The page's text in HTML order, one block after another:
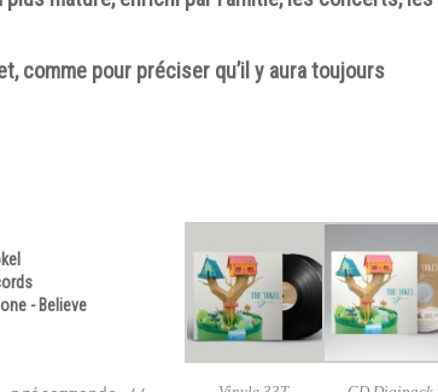
comme pour préciser qu’il y aura toujours
- Believe